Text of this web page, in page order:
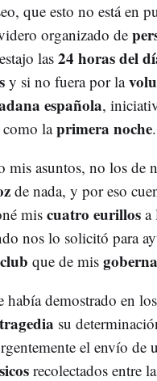
que esto no está en
organizado de
las 24 horas del
y si no fuera por la
española,
como laprimera noche.
mis asuntos, no los de
de nada, y por eso
mis cuatro eurillos a
nos lo solicitó para
club que de mis
había demostrado en
tragedia su
el envío de
recolectados entre